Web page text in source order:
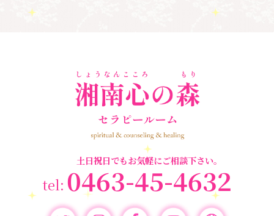
＃アセンション
＃エンジェルオラ
バスター養成講座 ＃マタニティーセラピー
＃心のブロック
土日祝日でもお気軽にご相談下さい。
0463-45-4632